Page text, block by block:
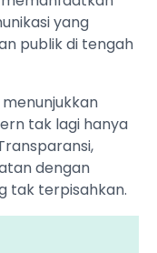
yang
publik di tengah
tak lagi hanya
dengan
tak terpisahkan.